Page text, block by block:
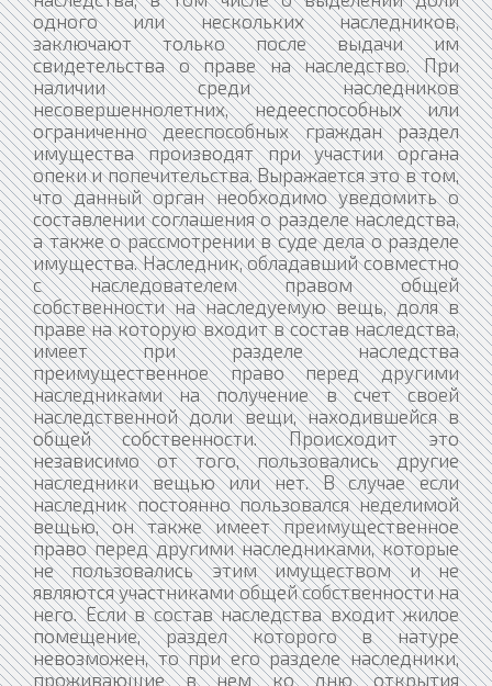
одного или нескольких наследников,
заключают только после выдачи им
свидетельства о праве на наследство. При
наличии среди наследников
несовершеннолетних, недееспособных или
ограниченно дееспособных граждан раздел
имущества производят при участии органа
опеки и попечительства. Выражается это в том,
что данный орган необходимо уведомить о
составлении соглашения о разделе наследства,
а также о рассмотрении в суде дела о разделе
имущества. Наследник, обладавший совместно
с наследователем правом общей
собственности на наследуемую вещь, доля в
праве на которую входит в состав наследства,
имеет при разделе наследства
преимущественное право перед другими
наследниками на получение в счет своей
наследственной доли вещи, находившейся в
общей собственности. Происходит это
независимо от того, пользовались другие
наследники вещью или нет. В случае если
наследник постоянно пользовался неделимой
вещью, он также имеет преимущественное
право перед другими наследниками, которые
не пользовались этим имуществом и не
являются участниками общей собственности на
него. Если в состав наследства входит жилое
помещение, раздел которого в натуре
невозможен, то при его разделе наследники,
проживающие в нем ко дню открытия